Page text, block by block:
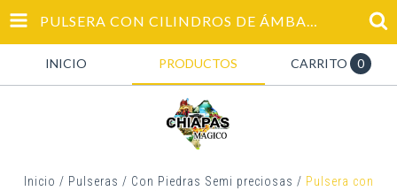
PULSERA CON CILINDROS DE ÁMBAR AUTÉNTICO & OBSIDIANA
INICIO PRODUCTOS CARRITO 0
Inicio / Pulseras / Con Piedras Semi preciosas / Pulsera con